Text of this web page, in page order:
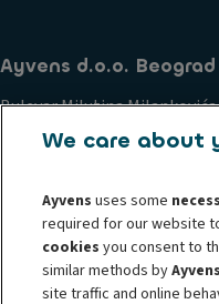
Ayvens d.o.o. Beograd
Bulevar Milutina
Novi Beograd
Poslovanje i etički principi
Pravne informacije
Zahtevi i prava ZZPL
Societe Generale
We care about
Ayvens uses some
required for our website
cookiesyou consent to
similar methods byAyvens
site traffic and online